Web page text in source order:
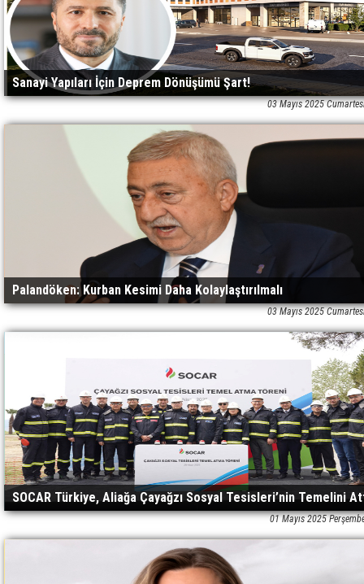
Sanayi Yapıları İçin Deprem Dönüşümü Şart!
03 Mayıs 2025
Palandöken: Kurban Kesimi Daha Kolaylaştırılmalı
03 Mayıs 2025
SOCAR Türkiye, Aliağa Çayağzı Sosyal Tesisleri’nin Temelini
01 Mayıs 2025